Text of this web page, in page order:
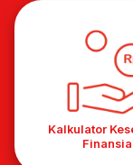
Kalkulator